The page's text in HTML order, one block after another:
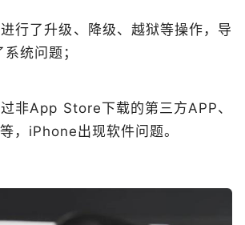
行了升级、降级、越狱等操作，导
统问题；
非App Store下载的第三方APP、
，iPhone出现软件问题。